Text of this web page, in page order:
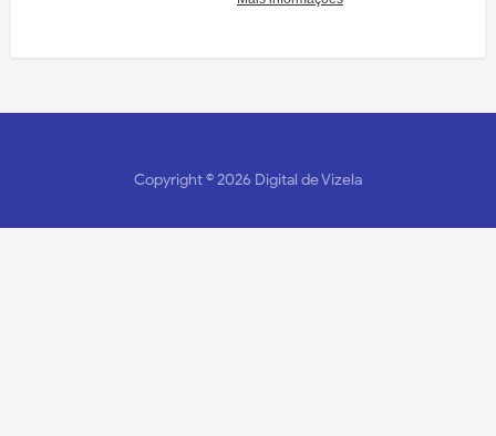
Copyright ©2026 Digital de Vizela